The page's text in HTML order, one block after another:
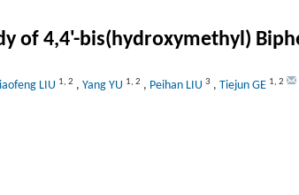
of 4,4'-bis(hydroxymethyl)
LIU 1, 2 , Yang YU 1, 2 , Peihan LIU 3 , Tiejun GE 1, 2